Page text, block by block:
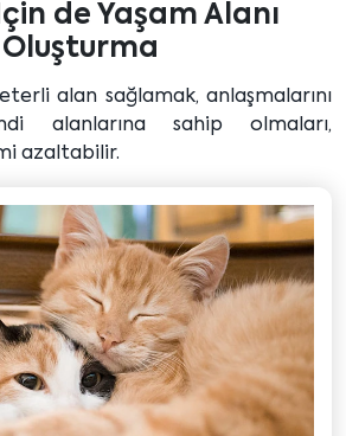
de Yaşam Alanı
Oluşturma
alan sağlamak, anlaşmalarını
alanlarına sahip olmaları,
azaltabilir.